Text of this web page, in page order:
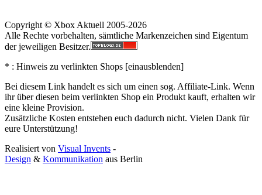
Copyright © Xbox Aktuell 2005-2026
Alle Rechte vorbehalten, sämtliche Markenzeichen sind Eigentum
der jeweiligen Besitzer.
* : Hinweis zu verlinkten Shops [einausblenden]
Bei diesem Link handelt es sich um einen sog. Affiliate-Link. Wenn
ihr über diesen beim verlinkten Shop ein Produkt kauft, erhalten wir
eine kleine Provision.
Zusätzliche Kosten entstehen euch dadurch nicht. Vielen Dank für
eure Unterstützung!
Realisiert von Visual Invents -
Design & Kommunikation aus Berlin